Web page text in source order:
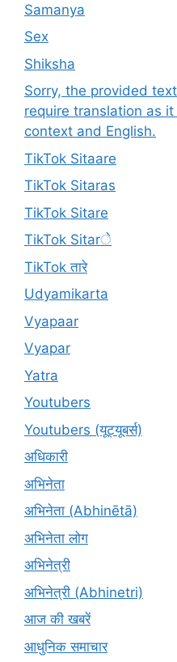
Samanya
Sex
Shiksha
Sorry, the provided
require translation as
context and English.
TikTok Sitaare
TikTok Sitaras
TikTok Sitare
TikTok Sitarे
TikTok तारे
Udyamikarta
Vyapaar
Vyapar
Yatra
Youtubers
Youtubers (यूट्यूबर्स)
अधिकारी
अभिनेता
अभिनेता (Abhinētā)
अभिनेता लोग
अभिनेत्री
अभिनेत्री (Abhinetri)
आज की खबरें
आधुनिक समाचार